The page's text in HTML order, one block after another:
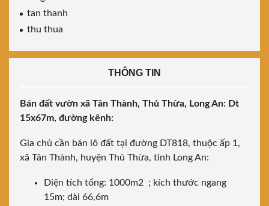
tan thanh
thu thua
THÔNG TIN
Bán đất vườn xã Tân Thành, Thủ Thừa, Long An: Dt
15x67m, đường kênh:
Gia chủ cần bán lô đất tại đường DT818, thuộc ấp 1,
xã Tân Thành, huyện Thủ Thừa, tỉnh Long An:
Diện tích tổng: 1000m2 ; kích thước ngang
15m; dài 66,6m